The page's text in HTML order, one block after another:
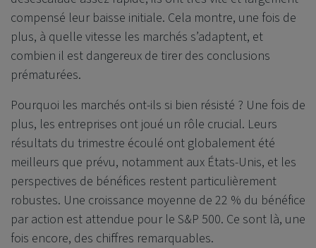
compensé leur baisse initiale. Cela montre, une fois de
plus, à quelle vitesse les marchés s’adaptent, et
combien il est dangereux de tirer des conclusions
prématurées.
Pourquoi les marchés ont-ils si bien résisté ? Une fois de
plus, les entreprises ont joué un rôle crucial. Leurs
résultats du trimestre écoulé ont globalement été
meilleurs que prévu, notamment aux États-Unis, et les
perspectives de bénéfices restent particulièrement
robustes. Une croissance moyenne de 22 % du bénéfice
par action est attendue pour le S&P 500. Ce sont là, une
fois encore, des chiffres remarquables.